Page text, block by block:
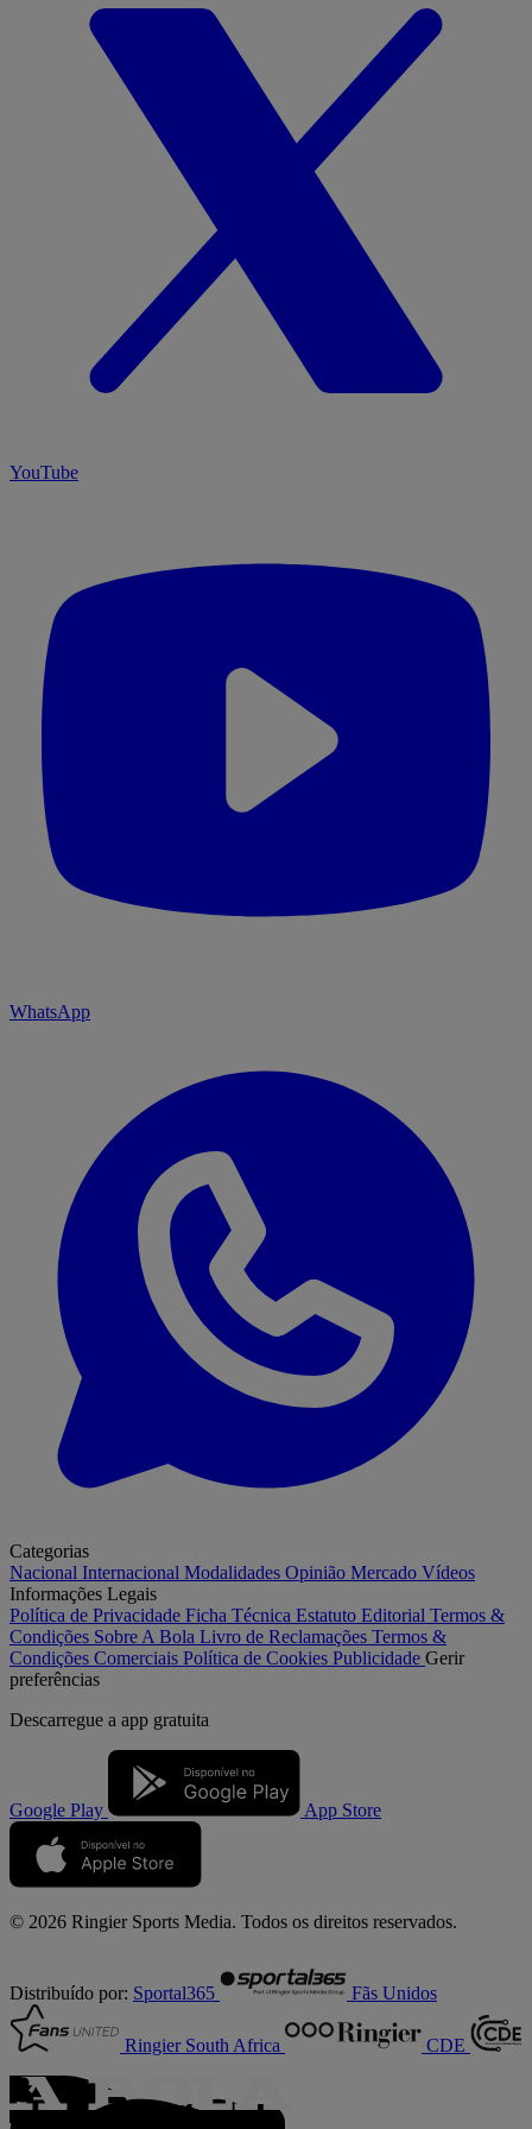
YouTube
WhatsApp
Categorias
Nacional Internacional Modalidades Opinião Mercado Vídeos
Informações Legais
Política de Privacidade Ficha Técnica Estatuto Editorial Termos &
Condições Sobre A Bola Livro de Reclamações Termos &
Condições Comerciais Política de Cookies Publicidade Gerir
preferências
Descarregue a app gratuita
Google Play App Store
© 2026 Ringier Sports Media. Todos os direitos reservados.
Distribuído por: Sportal365 Fãs Unidos
Ringier South Africa CDE